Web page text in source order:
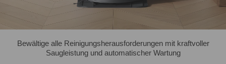
Bewältige alle Reinigungsherausforderungen mit kraftvoller
Saugleistung und automatischer Wartung